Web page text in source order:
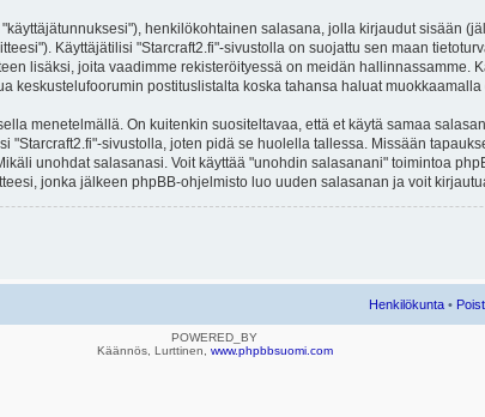
henkilökohtainen salasana, jolla kirjaudut sisään
Käyttäjätilisi "Starcraft2.fi"-sivustolla on suojattu sen maan
lisäksi, joita vaadimme rekisteröityessä on meidän hallinnassamme.
keskustelufoorumin postituslistalta koska tahansa haluat
menetelmällä. On kuitenkin suositeltavaa, että et käytä samaa
"Starcraft2.fi"-sivustolla, joten pidä se huolella tallessa. Missään
unohdat salasanasi. Voit käyttää "unohdin salasanani" toimintoa
jonka jälkeen phpBB-ohjelmisto luo uuden salasanan ja voit
Henkilökunta •
POWERED_BY
Käännös, Lurttinen, www.phpbbsuomi.com